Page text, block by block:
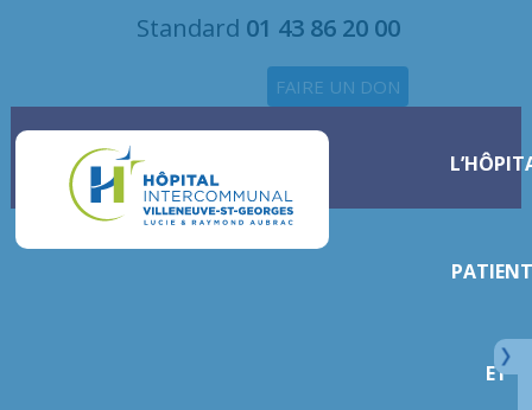
Standard 01 43 86 20 00
FAIRE UN DON
ET